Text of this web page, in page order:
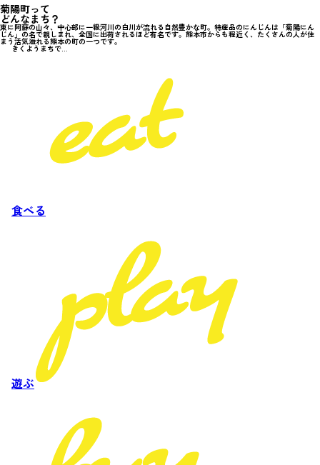
菊陽町って
どんなまち？
東に阿蘇の山々、中心部に一級河川の白川が流れる自然豊かな町。特産品のにんじんは「菊陽にん
じん」の名で親しまれ、全国に出荷されるほど有名です。熊本市からも程近く、たくさんの人が住
まう活気溢れる熊本の町の一つです。
きくようまちで...
食べる
遊ぶ